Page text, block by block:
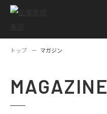
トップ マガジン
MAGAZINE